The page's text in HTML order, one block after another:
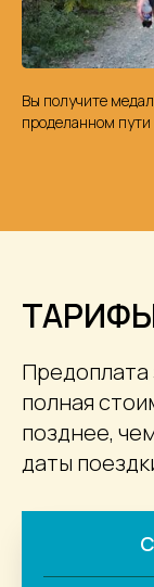
Вы получите
проделанном
Предоплата
полная
позднее,
даты